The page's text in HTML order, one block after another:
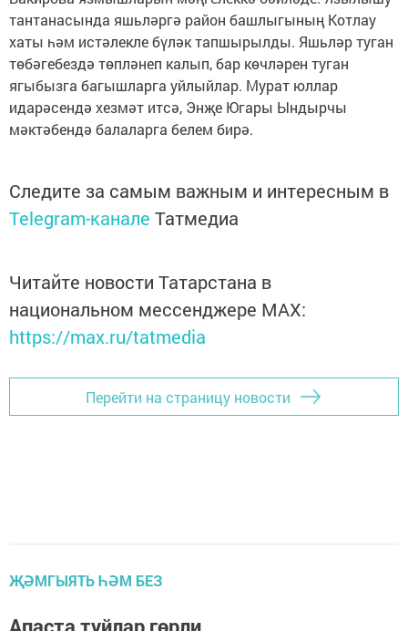
тантанасында яшьләргә район башлыгының Котлау
хаты һәм истәлекле бүләк тапшырылды. Яшьләр туган
төбәгебездә төпләнеп калып, бар көчләрен туган
ягыбызга багышларга уйлыйлар. Мурат юллар
идарәсендә хезмәт итсә, Энҗе Югары Ындырчы
мәктәбендә балаларга белем бирә.
Следите за самым важным и интересным в
Telegram-канале Татмедиа
Читайте новости Татарстана в
национальном мессенджере MАХ:
https://max.ru/tatmedia
Перейти на страницу новости
ҖӘМГЫЯТЬ ҺӘМ БЕЗ